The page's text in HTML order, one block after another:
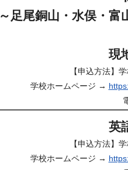
～足尾銅山・水俣・
現
【申込方法】
学校ホームページ →
英
【申込方法】
学校ホームページ →